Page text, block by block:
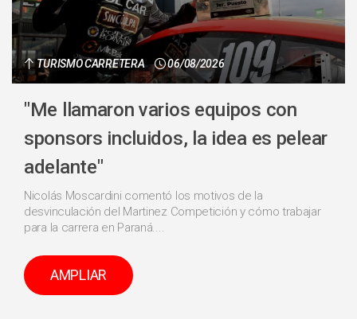
TURISMO CARRETERA 06/08/2026
"Me llamaron varios equipos con
sponsors incluidos, la idea es pelear
adelante"
Nicolás Moscardini comentó los motivos de la
desvinculación del Martinez Competición y cómo trabajar
para la carrera en Paraná....
AMPLIAR